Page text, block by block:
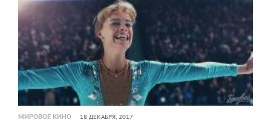
МИРОВОЕ КИНО 18 ДЕКАБРЯ, 2017